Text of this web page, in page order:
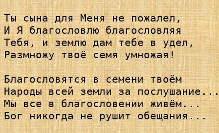
Ты сына для Меня не пожалел,
И Я благословлю благословляя
Тебя, и землю дам тебе в удел,
Размножу твоё семя умножая!
Благословятся в семени твоём
Народы всей земли за
Мы все в благословении живём...
Бог никогда не рушит обещания...